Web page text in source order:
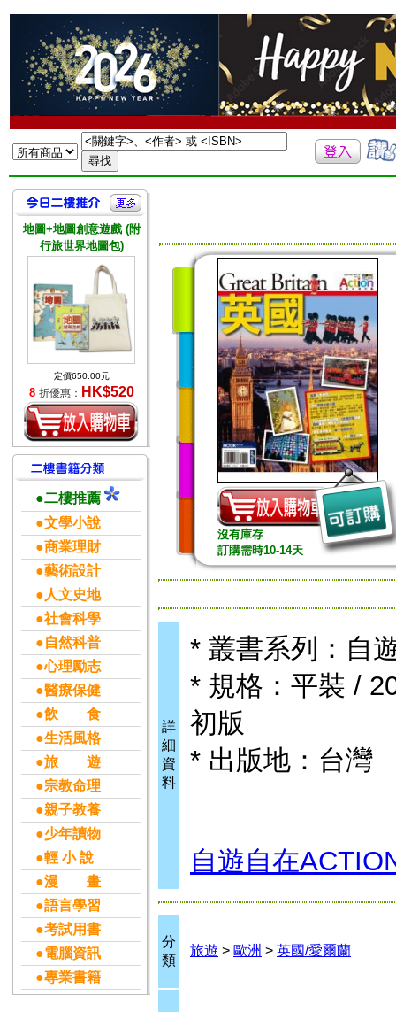
地圖+地圖創意遊戲 (附
行旅世界地圖包)
定價650.00元
8 折優惠： HK$520
●二樓推薦
●文學小說
●商業理財
●藝術設計
●人文史地
●社會科學
●自然科普
●心理勵志
●醫療保健
●飲 食
●生活風格
●旅 遊
●宗教命理
●親子教養
●少年讀物
●輕 小 說
●漫 畫
●語言學習
●考試用書
●電腦資訊
●專業書籍
沒有庫存
訂購需時10-14天
詳
細
資
料
* 叢書系列：自
* 規格：平裝 /
初版
* 出版地：台灣
自遊自在
分
類
旅遊 > 歐洲 > 英國/愛爾蘭